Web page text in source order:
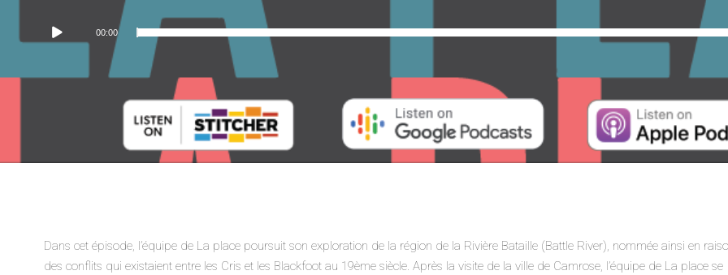
Lecteur
audio
00:00
Dans cet épisode, l’équipe de La place poursuit son exploration de la région de la Rivière Bataille (Battle River), nommée ainsi en
des conflits qui existaient entre les Cris et les Blackfoot au 19ème siècle. Après la visite de la ville de Camrose, l’équipe de La place se